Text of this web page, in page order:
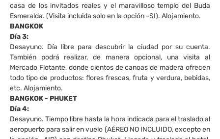
casa de los invitados reales y el maravilloso templo del Buda
Esmeralda. (Visita incluida solo en la opción -SI). Alojamiento.
BANGKOK
Día 3:
Desayuno. Día libre para descubrir la ciudad por su cuenta.
También podrá realizar, de manera opcional, una visita al
Mercado Flotante, donde cientos de canoas de madera ofrecen
todo tipo de productos: flores frescas, fruta y verdura, bebidas,
etc. Alojamiento.
BANGKOK - PHUKET
Día 4:
Desayuno. Tiempo libre hasta la hora indicada para el traslado al
aeropuerto para salir en vuelo (AÉREO NO INCLUIDO, excepto en